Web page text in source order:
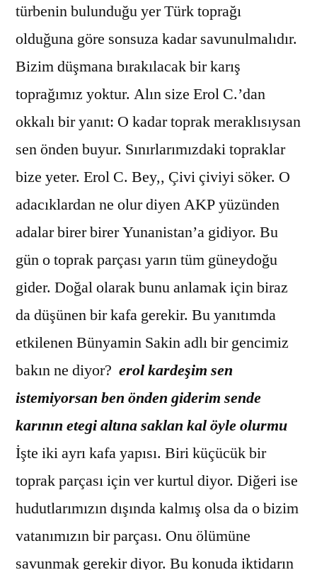
türbenin bulunduğu yer Türk toprağı
olduğuna göre sonsuza kadar savunulmalıdır.
Bizim düşmana bırakılacak bir karış
toprağımız yoktur. Alın size Erol C.’dan
okkalı bir yanıt: O kadar toprak meraklısıysan
sen önden buyur. Sınırlarımızdaki topraklar
bize yeter. Erol C. Bey,, Çivi çiviyi söker. O
adacıklardan ne olur diyen AKP yüzünden
adalar birer birer Yunanistan’a gidiyor. Bu
gün o toprak parçası yarın tüm güneydoğu
gider. Doğal olarak bunu anlamak için biraz
da düşünen bir kafa gerekir. Bu yanıtımda
etkilenen Bünyamin Sakin adlı bir gencimiz
bakın ne diyor? erol kardeşim sen
istemiyorsan ben önden giderim sende
karının etegi altına saklan kal öyle olurmu
İşte iki ayrı kafa yapısı. Biri küçücük bir
toprak parçası için ver kurtul diyor. Diğeri ise
hudutlarımızın dışında kalmış olsa da o bizim
vatanımızın bir parçası. Onu ölümüne
savunmak gerekir diyor. Bu konuda iktidarın